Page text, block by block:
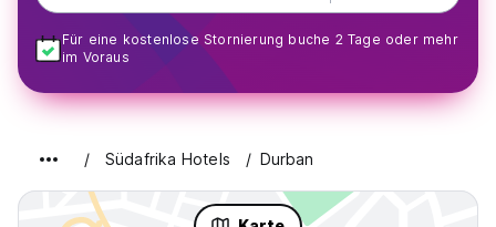
Für eine kostenlose Stornierung buche 2 Tage oder mehr
im Voraus
Südafrika Hotels Durban